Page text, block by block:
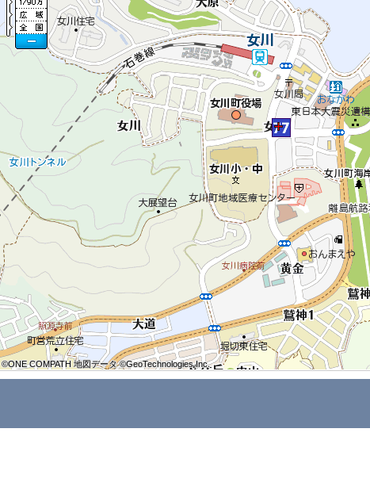
©ONE COMPATH 地図データ ©GeoTechnologies Inc.
©ONE COMPATH 地図データ ©GeoTechnologies Inc.
©ONE COMPATH 地図データ ©GeoTechnologies Inc.
©ONE COMPATH 地図データ ©GeoTechnologies Inc.
©ONE COMPATH 地図データ ©GeoTechnologies Inc.
©ONE COMPATH 地図データ ©GeoTechnologies Inc.
©ONE COMPATH 地図データ ©GeoTechnologies Inc.
©ONE COMPATH 地図データ ©GeoTechnologies Inc.
©ONE COMPATH 地図データ ©GeoTechnologies Inc.